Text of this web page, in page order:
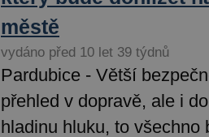
městě
vydáno před 10 let 39 týdnů
Pardubice - Větší
přehled v dopravě, ale i
hladinu hluku, to všechno